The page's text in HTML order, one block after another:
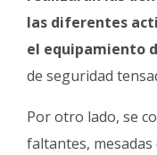
las diferentes
el equipamiento
de seguridad
Por otro lado, se
faltantes, mesadas